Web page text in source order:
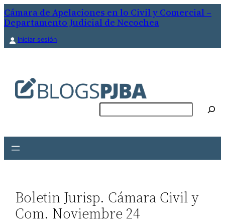
Saltar
al
contenido
Cámara de Apelaciones en lo Civil y Comercial –
Departamento Judicial de Necochea
Iniciar sesión
Boletin Jurisp. Cámara Civil y
Com. Noviembre 24